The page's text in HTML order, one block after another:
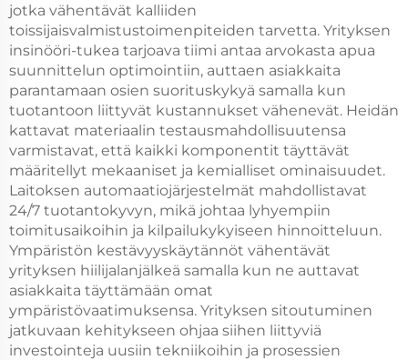
jotka vähentävät kalliiden
toissijaisvalmistustoimenpiteiden tarvetta. Yrityksen
insinööri-tukea tarjoava tiimi antaa arvokasta apua
suunnittelun optimointiin, auttaen asiakkaita
parantamaan osien suorituskykyä samalla kun
tuotantoon liittyvät kustannukset vähenevät. Heidän
kattavat materiaalin testausmahdollisuutensa
varmistavat, että kaikki komponentit täyttävät
määritellyt mekaaniset ja kemialliset ominaisuudet.
Laitoksen automaatiojärjestelmät mahdollistavat
24/7 tuotantokyvyn, mikä johtaa lyhyempiin
toimitusaikoihin ja kilpailukykyiseen hinnoitteluun.
Ympäristön kestävyyskäytännöt vähentävät
yrityksen hiilijalanjälkeä samalla kun ne auttavat
asiakkaita täyttämään omat
ympäristövaatimuksensa. Yrityksen sitoutuminen
jatkuvaan kehitykseen ohjaa siihen liittyviä
investointeja uusiin tekniikoihin ja prosessien